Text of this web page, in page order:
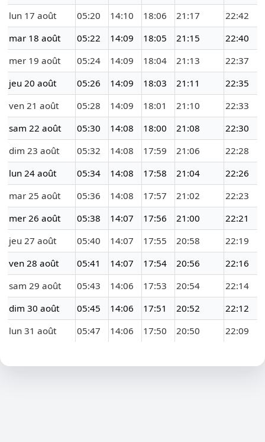
lun 17 août
05:20 14:10 18:06 21:17
22:42
mar 18 août
05:22 14:09 18:05 21:15
22:40
mer 19 août
05:24 14:09 18:04 21:13
22:37
jeu 20 août
05:26 14:09 18:03 21:11
22:35
ven 21 août
05:28 14:09 18:01 21:10
22:33
sam 22 août
05:30 14:08 18:00 21:08
22:30
dim 23 août
05:32 14:08 17:59 21:06
22:28
lun 24 août
05:34 14:08 17:58 21:04
22:26
mar 25 août
05:36 14:08 17:57 21:02
22:23
mer 26 août
05:38 14:07 17:56 21:00
22:21
jeu 27 août
05:40 14:07 17:55 20:58
22:19
ven 28 août
05:41 14:07 17:54 20:56
22:16
sam 29 août
05:43 14:06 17:53 20:54
22:14
dim 30 août
05:45 14:06 17:51 20:52
22:12
lun 31 août
05:47 14:06 17:50 20:50 22:09